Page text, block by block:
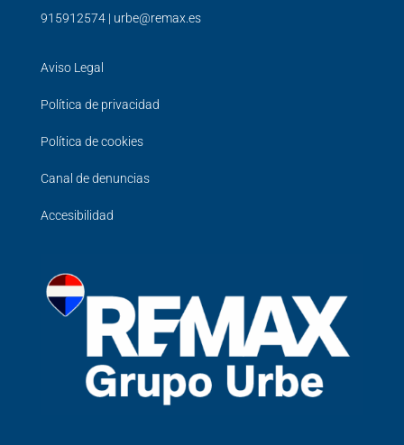
915912574 | urbe@remax.es
Aviso Legal
Política de privacidad
Política de cookies
Canal de denuncias
Accesibilidad